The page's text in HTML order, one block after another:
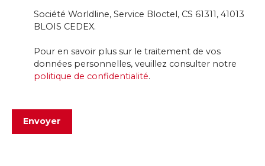
Société Worldline, Service Bloctel, CS 61311, 41013
BLOIS CEDEX.
Pour en savoir plus sur le traitement de vos
données personnelles, veuillez consulter notre
politique de confidentialité.
Envoyer